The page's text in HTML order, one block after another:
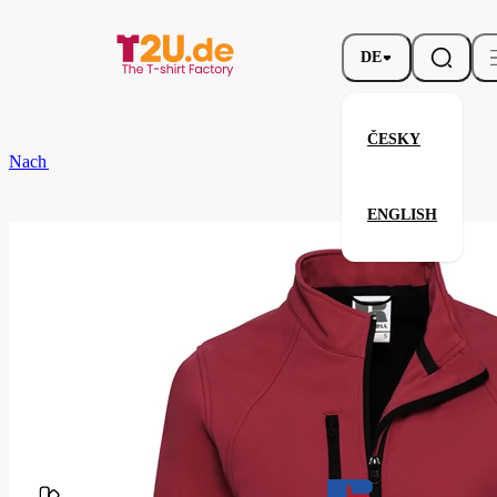
DE
ČESKY
ENGLISH
Nach dem Brand
Ladies' Softshell Jacket
Verwandte Produkte
Ihre Zufriedenheit ist unsere Priorität.